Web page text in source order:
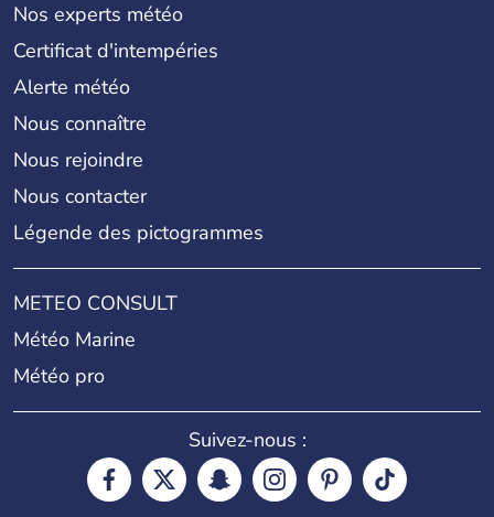
Nos experts météo
Certificat d'intempéries
Alerte météo
Nous connaître
Nous rejoindre
Nous contacter
Légende des pictogrammes
METEO CONSULT
Météo Marine
Météo pro
Suivez-nous :